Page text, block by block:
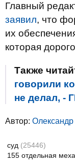
Главный
заявил, что
их
которая
Также
говорили
не делал, -
Автор: Олександр
суд (25446)
155 отдельная